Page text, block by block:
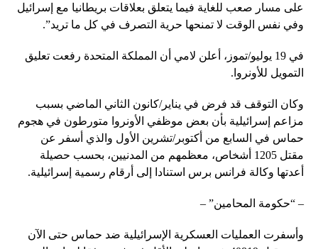
على مسار صعب للغاية فيما يتعلق بعلاقات بريطانيا مع إسرائيل
وفي نفس الوقت لا تمنحها حرية التصرف في كل ما تريد”.
في 19 يوليو/تموز، أعلن لامي أن المملكة المتحدة رفعت تعليق
التمويل للأونروا.
وكان التوقف قد فرض في يناير/كانون الثاني الماضي بسبب
مزاعم إسرائيلية بأن بعض موظفي الأونروا متورطون في هجوم
حماس في السابع من أكتوبر/تشرين الأول والذي أسفر عن
مقتل 1205 أشخاص، معظمهم من المدنيين، بحسب حصيلة
أعدتها وكالة فرانس برس استنادا إلى أرقام رسمية إسرائيلية.
– “حكومة المحامين” –
وأسفرت العمليات العسكرية الإسرائيلية ضد حماس حتى الآن